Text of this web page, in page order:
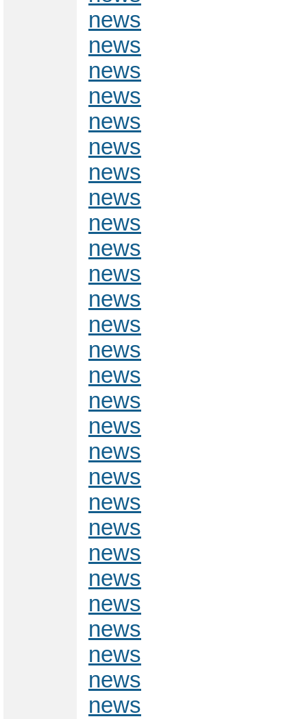
news
news
news
news
news
news
news
news
news
news
news
news
news
news
news
news
news
news
news
news
news
news
news
news
news
news
news
news